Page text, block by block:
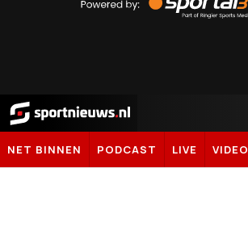
Sportal365
Sportnieuws.nl
NET BINNEN PODCAST LIVE VIDEO